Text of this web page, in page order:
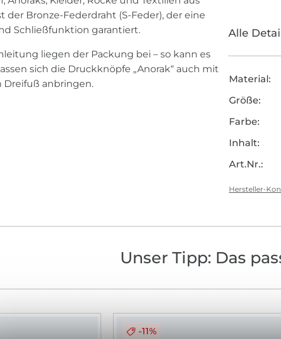
der Bronze-Federdraht (S-Feder), der eine
Schließfunktion garantiert.
liegen der Packung bei – so kann es
sich die Druckknöpfe „Anorak“ auch mit
Dreifuß anbringen.
Alle
Material:
Größe:
Farbe:
Inhalt:
Art.Nr.:
Hersteller-
Unser Tipp: Das
-11%